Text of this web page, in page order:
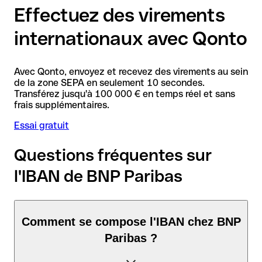
Effectuez des virements
internationaux avec Qonto
Avec Qonto, envoyez et recevez des virements au sein
de la zone SEPA en seulement 10 secondes.
Transférez jusqu'à 100 000 € en temps réel et sans
frais supplémentaires.
Essai gratuit
Questions fréquentes sur
l'IBAN de BNP Paribas
Comment se compose l'IBAN chez BNP
Paribas ?